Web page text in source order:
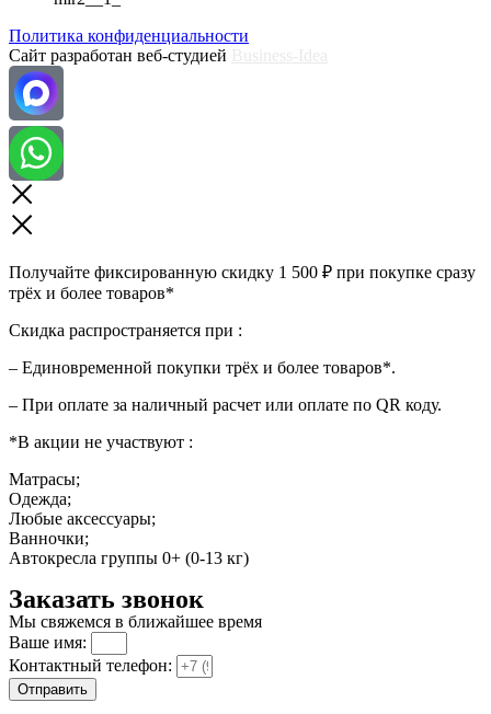
Политика конфиденциальности
Сайт разработан веб-студией
Получайте фиксированную скидку 1 500 ₽ при покупке сразу
трёх и более товаров*
Скидка распространяется при :
– Единовременной покупки трёх и более товаров*.
– При оплате за наличный расчет или оплате по QR коду.
*В акции не участвуют :
Матрасы;
Одежда;
Любые аксессуары;
Ванночки;
Автокресла группы 0+ (0-13 кг)
Заказать звонок
Мы свяжемся в ближайшее время
Ваше имя:
Контактный телефон:
Отправить